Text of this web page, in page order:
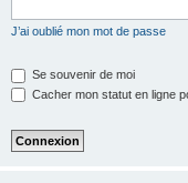
J’ai oublié mon mot de passe
Se souvenir de moi
Cacher mon statut en ligne